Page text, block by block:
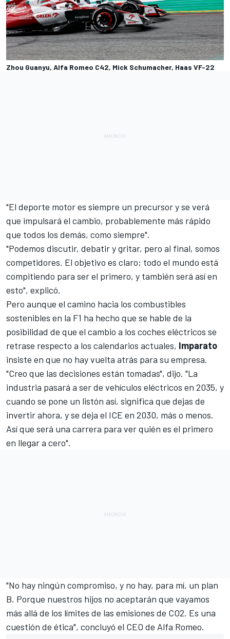
Zhou Guanyu, Alfa Romeo C42, Mick Schumacher, Haas VF-22
"El deporte motor es siempre un precursor y se verá
que impulsará el cambio, probablemente más rápido
que todos los demás, como siempre".
"Podemos discutir, debatir y gritar, pero al final, somos
competidores. El objetivo es claro; todo el mundo está
compitiendo para ser el primero, y también será así en
esto", explicó.
Pero aunque el camino hacia los combustibles
sostenibles en la F1 ha hecho que se hable de la
posibilidad de que el cambio a los coches eléctricos se
retrase respecto a los calendarios actuales, Imparato
insiste en que no hay vuelta atrás para su empresa.
"Creo que las decisiones están tomadas", dijo. "La
industria pasará a ser de vehículos eléctricos en 2035, y
cuando se pone un listón así, significa que dejas de
invertir ahora, y se deja el ICE en 2030, más o menos.
Así que será una carrera para ver quién es el primero
en llegar a cero".
"No hay ningún compromiso, y no hay, para mí, un plan
B. Porque nuestros hijos no aceptarán que vayamos
más allá de los límites de las emisiones de CO2. Es una
cuestión de ética", concluyó el CEO de Alfa Romeo.